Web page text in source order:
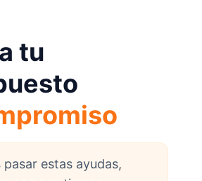
tu
estas ayudas,